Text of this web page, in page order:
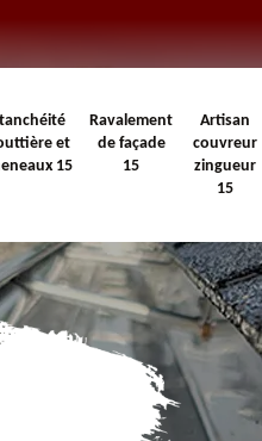
et
15
Ravalement
de façade
15
Artisan
couvreur
zingueur
15